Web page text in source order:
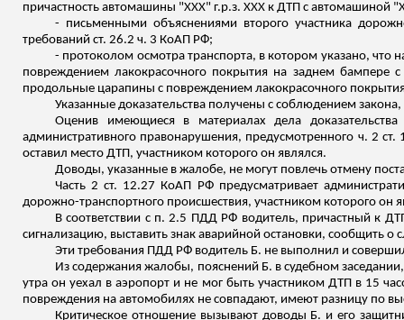
причастность автомашины "ХХХ" г.р.з. ХХХ к ДТП с автомашиной
- письменными объяснениями второго участника
требований ст. 26.2 ч. 3 КоАП РФ;
- протоколом осмотра транспорта, в котором указано, что
повреждением лакокрасочного покрытия на заднем
продольные царапины с повреждением лакокрасочного
Указанные доказательства получены с соблюдением
Оценив имеющиеся в материалах дела
административного правонарушения, предусмотренного ч. 2
оставил место ДТП, участником которого он являлся.
Доводы, указанные в жалобе, не могут повлечь отмену
Часть 2 ст. 12.27 КоАП РФ предусматривает
дорожно-транспортного происшествия, участником которого он
В соответствии с п. 2.5 ПДД РФ водитель, причастный к
сигнализацию, выставить знак аварийной остановки, сообщить
Эти требования ПДД РФ водитель Б. не выполнил и
Из содержания жалобы, пояснений Б. в судебном заседании,
утра он уехал в аэропорт и не мог быть участником ДТП в 15
повреждения на автомобилях не совпадают, имеют разницу по
Критическое отношение вызывают доводы Б. и его